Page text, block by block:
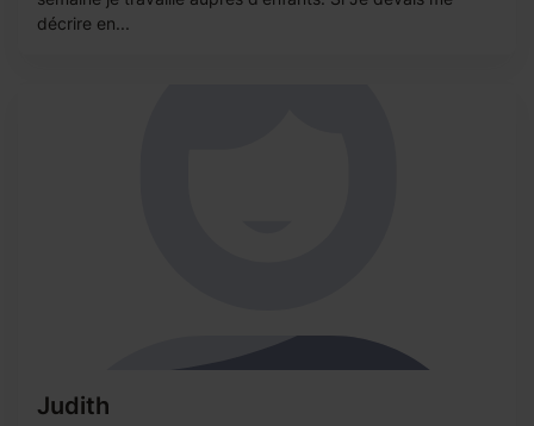
décrire en...
Judith